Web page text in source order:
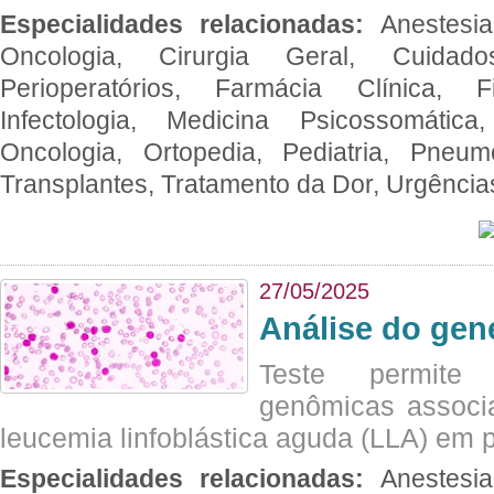
Especialidades relacionadas:
Oncologia, Cirurgia Geral,
Perioperatórios, Farmácia Clínica,
Infectologia, Medicina
Oncologia, Ortopedia, Pediatria,
Transplantes, Tratamento da Dor,
27/05/2025
Análise do
Teste permite
genômicas
leucemia linfoblástica aguda (LLA) em
Especialidades relacionadas: